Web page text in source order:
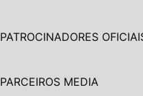
PATROCINADORES
PARCEIROS MEDIA